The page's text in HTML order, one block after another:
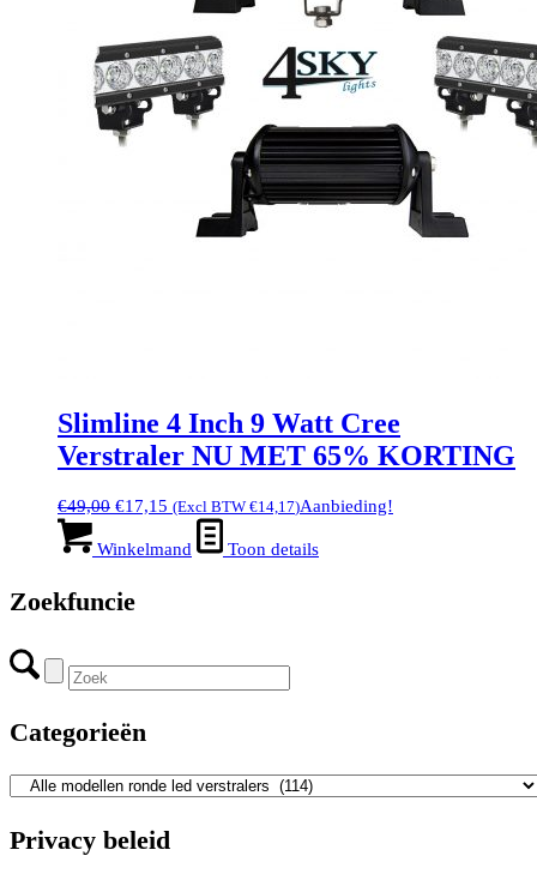
Slimline 4 Inch 9 Watt Cree
Verstraler NU MET 65% KORTING
€49,00 Oorspronkelijke
was:
€17,15 Huidige
prijs
is:
(Excl BTW €14,17)Aanbieding!
Winkelmand Toon details
Zoekfuncie
Categorieën
Privacy beleid